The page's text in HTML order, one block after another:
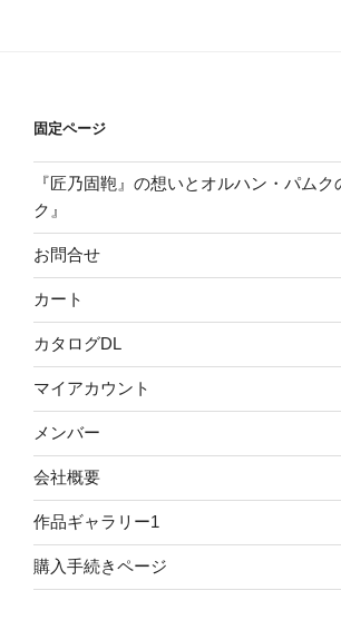
固定ページ
『匠乃固鞄』の想いとオルハン・パム
ク』
お問合せ
カート
カタログDL
マイアカウント
メンバー
会社概要
作品ギャラリー1
購入手続きページ